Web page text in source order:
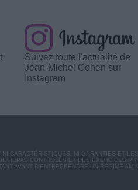
Suivez toute l'actualité de
Jean-Michel Cohen sur
Instagram
CARACTÉRISTIQUES, NI GARANTIES ET
REPAS CONTRÔLÉS ET DES EXERCICES
AVANT D'ENTREPRENDRE UN RÉGIME